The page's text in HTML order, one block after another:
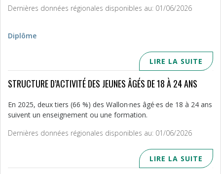
Dernières données régionales disponibles au: 01/06/2026
Diplôme
LIRE LA SUITE
STRUCTURE D’ACTIVITÉ DES JEUNES ÂGÉS DE 18 À 24 ANS
En 2025, deux tiers (66 %) des Wallon·nes âgé·es de 18 à 24 ans
suivent un enseignement ou une formation.
Dernières données régionales disponibles au: 01/06/2026
LIRE LA SUITE